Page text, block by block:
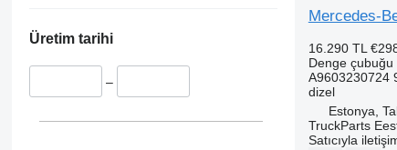
Üretim tarihi
–
Mercedes-
16.290 TL
Denge çubuğu
A9603230724
dizel
Estonya,
TruckParts
Satıcıyla